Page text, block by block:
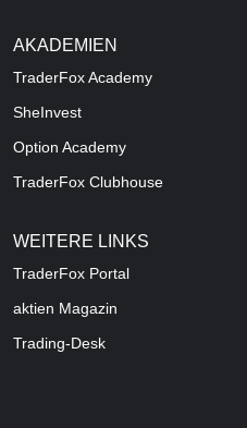
AKADEMIEN
TraderFox Academy
SheInvest
Option Academy
TraderFox Clubhouse
WEITERE LINKS
TraderFox Portal
aktien Magazin
Trading-Desk